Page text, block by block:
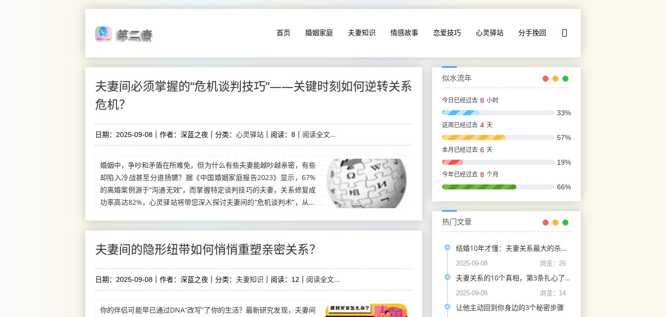
首页 婚姻家庭 夫妻知识 情感故事 恋爱技巧 心灵驿站 分手挽回
夫妻间必须掌握的“危机谈判技巧”——关键时刻如何逆转关系
危机？
日期：2025-09-08 作者：深蓝之夜 分类： 心灵驿站 阅读：8 阅读全文...
婚姻中，争吵和矛盾在所难免，但为什么有些夫妻能越吵越亲密，有些
却陷入冷战甚至分道扬镳？据《中国婚姻家庭报告2023》显示，67%
的离婚案例源于“沟通无效”，而掌握特定谈判技巧的夫妻，关系修复成
功率高达82%，心灵驿站将带您深入探讨夫妻间的“危机谈判术”，从心
夫妻间的隐形纽带如何悄悄重塑亲密关系？
日期：2025-09-08 作者：深蓝之夜 分类： 夫妻知识 阅读：12 阅读全文...
你的伴侣可能早已通过DNA“改写”了你的生活？最新研究发现，夫妻间
似水流年
今日已经过去 8 小时
33%
这周已经过去 4 天
57%
本月已经过去 6 天
19%
今年已经过去 8 个月
66%
热门文章
结婚10年才懂：夫妻关系最大的杀手，根本不是不爱！
2025-09-08 浏览：26
夫妻关系的10个真相，第3条扎心了！这是我结婚8年的亲身感悟
2025-09-08 浏览：14
让他主动回到你身边的3个秘密步骤